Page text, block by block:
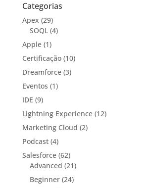
Categorias
Apex (29)
SOQL(4)
Apple(1)
Certificação(10)
Dreamforce(3)
Eventos (1)
IDE (9)
Lightning Experience(12)
Marketing Cloud (2)
Podcast(4)
Salesforce(62)
Advanced (21)
Beginner(24)